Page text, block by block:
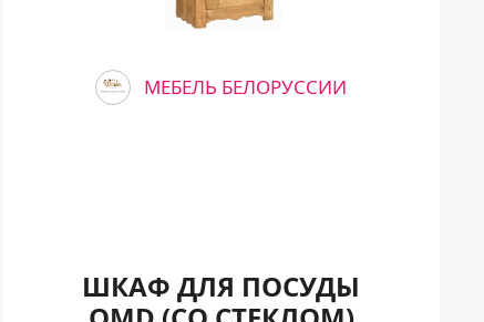
МЕБЕЛЬ БЕЛОРУССИИ
ШКАФ ДЛЯ ПОСУДЫ